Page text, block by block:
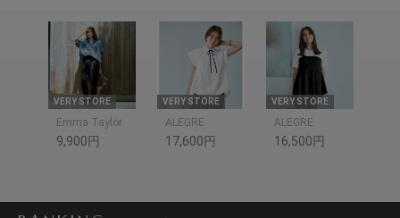
VERY STORE
Emma Taylor
9,900円
VERY STORE
ALEGRE
17,600円
VERY STORE
ALEGRE
16,500円